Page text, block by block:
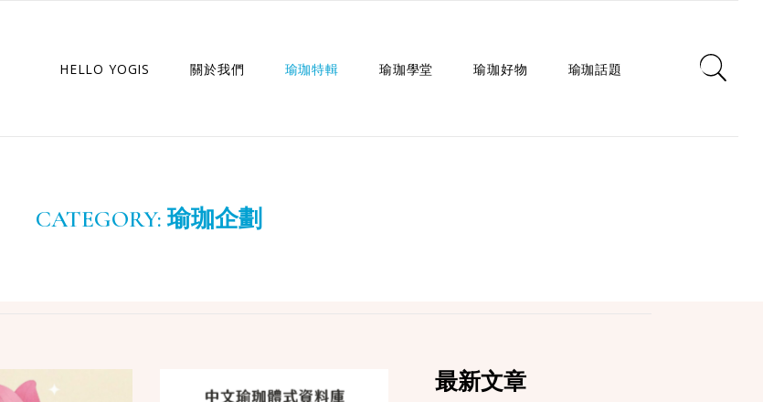
HELLO YOGIS 關於我們 瑜珈特輯 瑜珈學堂 瑜珈好物 瑜珈話題
CATEGORY: 瑜珈企劃
最新文章